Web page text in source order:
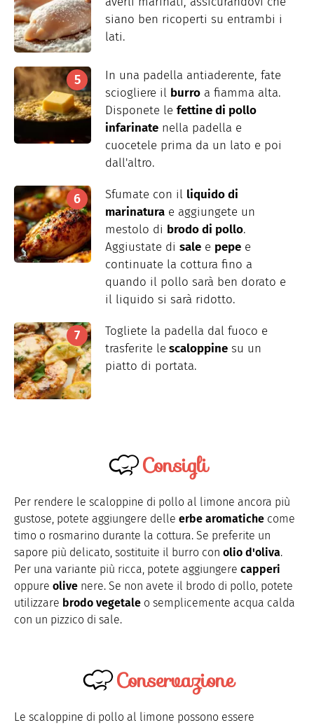
siano ben ricoperti su entrambi i
lati.
In una padella antiaderente, fate
sciogliere il burro a fiamma alta.
Disponete le fettine di pollo
infarinate nella padella e
cuocetele prima da un lato e poi
dall'altro.
Sfumate con il liquido di
marinatura e aggiungete un
mestolo di brodo di pollo.
Aggiustate di sale e pepe e
continuate la cottura fino a
quando il pollo sarà ben dorato e
il liquido si sarà ridotto.
Togliete la padella dal fuoco e
trasferite le scaloppine su un
piatto di portata.
Consigli
Per rendere le scaloppine di pollo al limone ancora più
gustose, potete aggiungere delle erbe aromatiche come
timo o rosmarino durante la cottura. Se preferite un
sapore più delicato, sostituite il burro con olio d'oliva.
Per una variante più ricca, potete aggiungere capperi
oppure olive nere. Se non avete il brodo di pollo, potete
utilizzare brodo vegetale o semplicemente acqua calda
con un pizzico di sale.
Conservazione
Le scaloppine di pollo al limone possono essere